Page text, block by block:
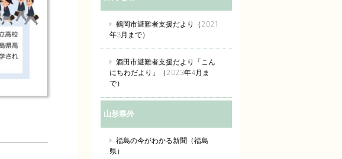
鶴岡市避難者支援だより（2021
年3月まで）
酒田市避難者支援だより「こん
にちわだより」（2023年4月ま
で）
山形県外
福島の今がわかる新聞（福島
県）